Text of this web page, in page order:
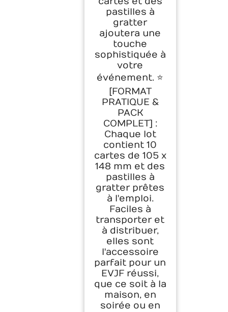
pastilles à
gratter
ajoutera une
touche
sophistiquée à
votre
événement. ⭐️
[FORMAT
PRATIQUE &
PACK
COMPLET] :
Chaque lot
contient 10
cartes de 105 x
148 mm et des
pastilles à
gratter prêtes
à l'emploi.
Faciles à
transporter et
à distribuer,
elles sont
l'accessoire
parfait pour un
EVJF réussi,
que ce soit à la
maison, en
soirée ou en